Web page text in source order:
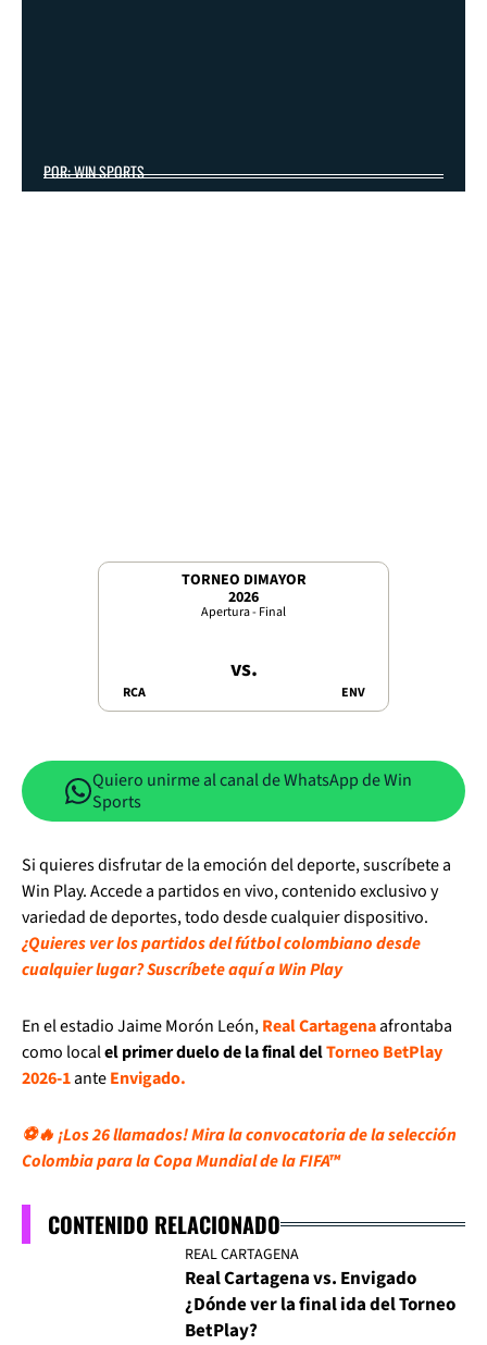
POR: WIN SPORTS
TORNEO DIMAYOR
2026
Apertura - Final
RCA
vs.
ENV
Quiero unirme al canal de WhatsApp de Win
Sports
Si quieres disfrutar de la emoción del deporte, suscríbete a
Win Play. Accede a partidos en vivo, contenido exclusivo y
variedad de deportes, todo desde cualquier dispositivo.
¿Quieres ver los partidos del fútbol colombiano desde
cualquier lugar? Suscríbete aquí a Win Play
En el estadio Jaime Morón León,Real Cartagenaafrontaba
como localel primer duelo de la final delTorneo BetPlay
2026-1anteEnvigado.
⚽🔥 ¡Los 26 llamados! Mira la convocatoria de la selección
Colombia para la Copa Mundial de la FIFA™
CONTENIDO RELACIONADO
REAL CARTAGENA
Real Cartagena vs. Envigado
¿Dónde ver la final ida del Torneo
BetPlay?